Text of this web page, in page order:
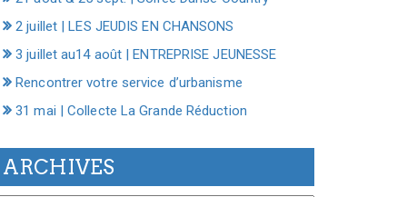
2 juillet | LES JEUDIS EN CHANSONS
3 juillet au14 août | ENTREPRISE JEUNESSE
Rencontrer votre service d’urbanisme
31 mai | Collecte La Grande Réduction
ARCHIVES